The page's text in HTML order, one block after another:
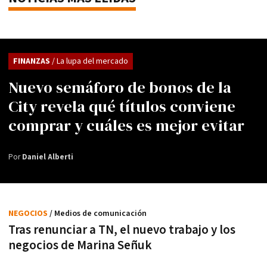
Nuevo semáforo de bonos de la
City revela qué títulos conviene
comprar y cuáles es mejor evitar
FINANZAS / La lupa del mercado
PorDaniel Alberti
Tras renunciar a TN, el nuevo trabajo y los
negocios de Marina Señuk
NEGOCIOS / Medios de comunicación